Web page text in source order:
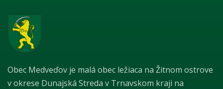
Obec Medveďov je malá obec ležiaca na Žitnom ostrove
v okrese Dunajská Streda v Trnavskom kraji na